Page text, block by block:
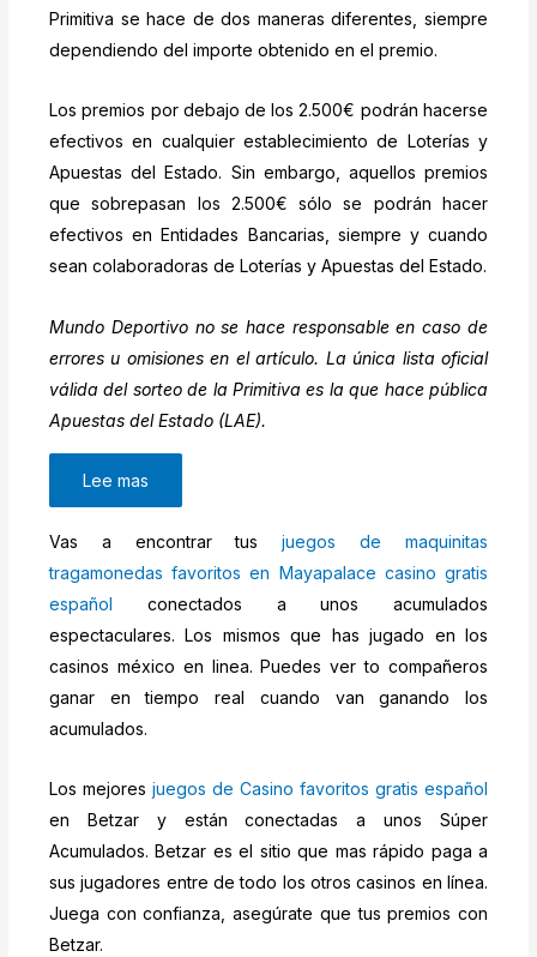
Primitiva se hace de dos maneras diferentes, siempre
dependiendo del importe obtenido en el premio.
Los premios por debajo de los 2.500€ podrán hacerse
efectivos en cualquier establecimiento de Loterías y
Apuestas del Estado. Sin embargo, aquellos premios
que sobrepasan los 2.500€ sólo se podrán hacer
efectivos en Entidades Bancarias, siempre y cuando
sean colaboradoras de Loterías y Apuestas del Estado.
Mundo Deportivo no se hace responsable en caso de
errores u omisiones en el artículo. La única lista oficial
válida del sorteo de la Primitiva es la que hace pública
Apuestas del Estado (LAE).
Lee mas
Vas a encontrar tusjuegos de maquinitas
tragamonedas favoritos en Mayapalace casino gratis
español conectados a unos acumulados
espectaculares. Los mismos que has jugado en los
casinos méxico en linea. Puedes ver to compañeros
ganar en tiempo real cuando van ganando los
acumulados.
Los mejoresjuegos de Casino favoritos gratis español
en Betzar y están conectadas a unos Súper
Acumulados. Betzar es el sitio que mas rápido paga a
sus jugadores entre de todo los otros casinos en línea.
Juega con confianza, asegúrate que tus premios con
Betzar.